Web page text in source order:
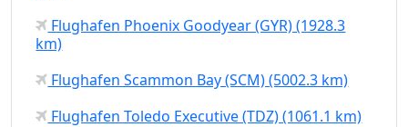
Flughafen Phoenix Goodyear (GYR) (1928.3
km)
Flughafen Scammon Bay (SCM) (5002.3 km)
Flughafen Toledo Executive (TDZ) (1061.1 km)